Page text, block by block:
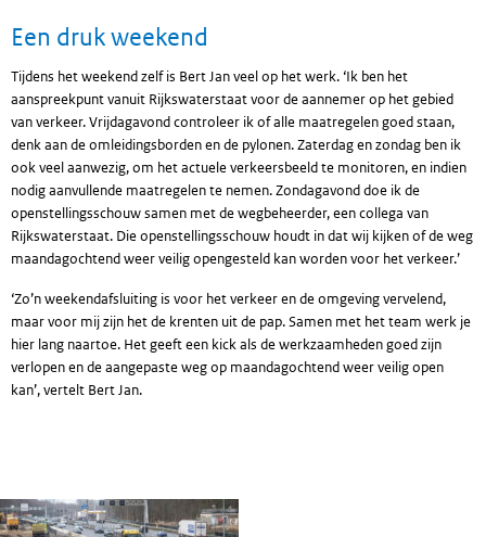
Een druk weekend
Tijdens het weekend zelf is Bert Jan veel op het werk. ‘Ik ben het
aanspreekpunt vanuit Rijkswaterstaat voor de aannemer op het gebied
van verkeer. Vrijdagavond controleer ik of alle maatregelen goed staan,
denk aan de omleidingsborden en de pylonen. Zaterdag en zondag ben ik
ook veel aanwezig, om het actuele verkeersbeeld te monitoren, en indien
nodig aanvullende maatregelen te nemen. Zondagavond doe ik de
openstellingsschouw samen met de wegbeheerder, een collega van
Rijkswaterstaat. Die openstellingsschouw houdt in dat wij kijken of de weg
maandagochtend weer veilig opengesteld kan worden voor het verkeer.’
‘Zo’n weekendafsluiting is voor het verkeer en de omgeving vervelend,
maar voor mij zijn het de krenten uit de pap. Samen met het team werk je
hier lang naartoe. Het geeft een kick als de werkzaamheden goed zijn
verlopen en de aangepaste weg op maandagochtend weer veilig open
kan’, vertelt Bert Jan.